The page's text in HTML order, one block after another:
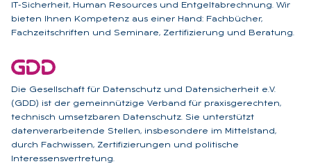
IT-Sicherheit, Human Resources und Entgeltabrechnung. Wir
bieten Ihnen Kompetenz aus einer Hand: Fachbücher,
Fachzeitschriften und Seminare, Zertifizierung und Beratung.
Die Gesellschaft für Datenschutz und Datensicherheit e.V.
(GDD) ist der gemeinnützige Verband für praxisgerechten,
technisch umsetzbaren Datenschutz. Sie unterstützt
datenverarbeitende Stellen, insbesondere im Mittelstand,
durch Fachwissen, Zertifizierungen und politische
Interessensvertretung.